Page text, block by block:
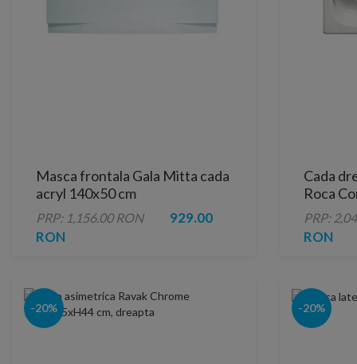
Masca frontala Gala Mitta cada
acryl 140x50 cm
PRP: 1,156.00 RON
929.00
RON
Cada
Roca
PRP:
RON
-20% -20%